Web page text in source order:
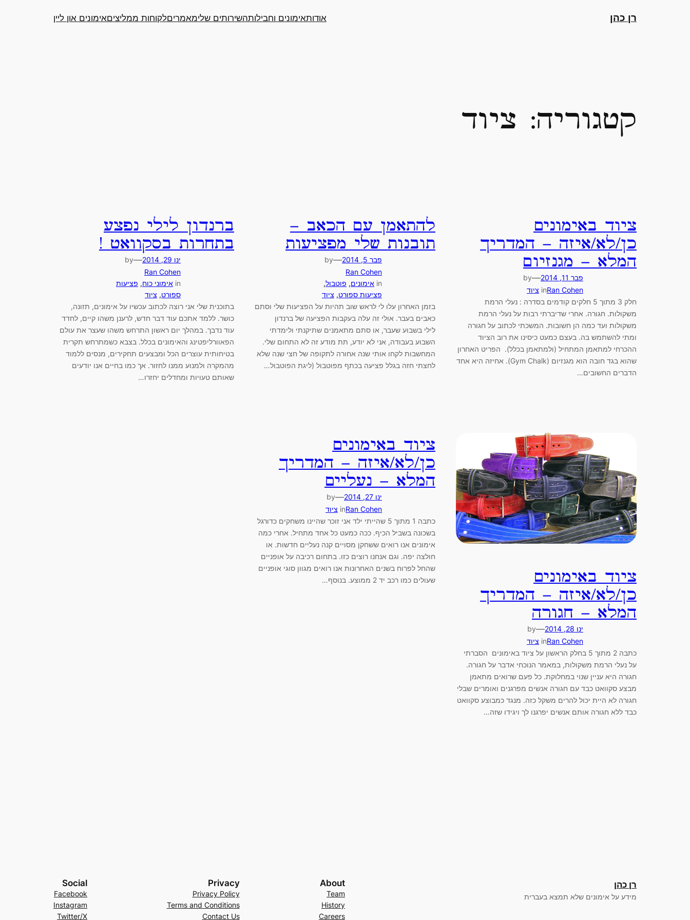
רן כהן אודותאימונים וחבילותהשירותים שלימאמריםלקוחות ממליציםאימונים און ליין
קטגוריה: ציוד
ציוד באימונים
כן/לא/איזה – המדריך
המלא – מגנזיום
פבר 11, 2014 —
by
Ran Cohen
in ציוד
חלק 3 מתוך 5 חלקים קודמים בסדרה : נעלי הרמת
משקולות. חגורה. אחרי שדיברתי רבות על נעלי הרמת
משקולות ועד כמה הן חשובות. המשכתי לכתוב על חגורה
ומתי להשתמש בה. בעצם כמעט כיסינו את רוב הציוד
ההכרחי למתאמן המתחיל (ולמתאמן בכלל). הפריט האחרון
שהוא בגד חובה הוא מגנזיום (Gym Chalk). אחיזה היא אחד
הדברים החשובים…
להתאמן עם הכאב –
תובנות שלי מפציעות
פבר 5, 2014 —
by
Ran Cohen
in אימונים, פוטבול,
פציעות ספורט, ציוד
בזמן האחרון עלו לי לראש שוב תהיות על הפציעות שלי וסתם
כאבים בעבר. אולי זה עלה בעקבות הפציעה של ברנדון
לילי בשבוע שעבר, או סתם מתאמנים שתיקנתי ולימדתי
השבוע בעבודה, אני לא יודע, תת מודע זה לא התחום שלי.
המחשבות לקחו אותי שנה אחורה לתקופה של חצי שנה שלא
לחצתי חזה בגלל פציעה בכתף מפוטבול (ליגת הפוטבול…
ברנדון לילי נפצע
בתחרות בסקוואט !
ינו 29, 2014 —
by
Ran Cohen
in אימוני כוח, פציעות
ספורט, ציוד
בתוכנית שלי אני רוצה לכתוב עכשיו על אימונים, תזונה,
כושר. ללמד אתכם עוד דבר חדש, לרענן משהו קיים, לחדד
עוד נדבך. במהלך יום ראשון התרחש משהו שעצר את עולם
הפאוורליפטינג והאימונים בכלל. בצבא כשמתרחש תקרית
בטיחותית עוצרים הכל ומבצעים תחקירים, מנסים ללמוד
מהמקרה ולמנוע ממנו לחזור. אך כמו בחיים אנו יודעים
שאותם טעויות ומחדלים יחזרו…
ציוד באימונים
כן/לא/איזה – המדריך
המלא – חגורה
ינו 28, 2014 —
by
Ran Cohen
in ציוד
כתבה 2 מתוך 5 בחלק הראשון על ציוד באימונים הסברתי
על נעלי הרמת משקולות, במאמר הנוכחי אדבר על חגורה.
חגורה היא עניין שנוי במחלוקת. כל פעם שרואים מתאמן
מבצע סקוואט כבד עם חגורה אנשים מפרגנים ואומרים שבלי
חגורה לא היית יכול להרים משקל כזה. מנגד כמבוצע סקוואט
כבד ללא חגורה אותם אנשים יפרגנו לך ויגידו שזה…
ציוד באימונים
כן/לא/איזה – המדריך
המלא – נעליים
ינו 27, 2014 —
by
Ran Cohen
in ציוד
כתבה 1 מתוך 5 שהייתי ילד אני זוכר שהיינו משחקים כדורגל
בשכונה בשביל הכיף. ככה כמעט כל אחד מתחיל. אחרי כמה
אימונים אנו רואים ששחקן מסויים קנה נעליים חדשות. או
חולצה יפה. וגם אנחנו רוצים כזו. בתחום רכיבה על אופניים
שהחל לפרוח בשנים האחרונות אנו רואים מגוון סוגי אופניים
שעולים כמו רכב יד 2 ממוצע. בנוסף…
רן כהן
מידע על אימונים שלא תמצא בעברית
About
Team
History
Careers
Privacy
Privacy Policy
Terms and Conditions
Contact Us
Social
Facebook
Instagram
Twitter/X